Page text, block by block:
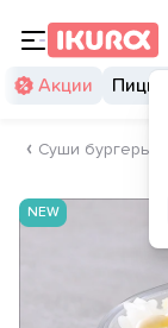
Акции Пицца
Суши бургеры
NEW